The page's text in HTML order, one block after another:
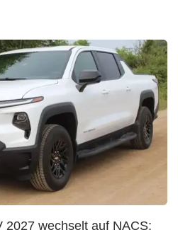
2027 wechselt auf NACS: